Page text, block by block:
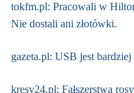
tokfm.pl: Pracowali w
Nie dostali ani złotówki.
gazeta.pl: USB jest
kresy24.pl: Fałszerstwa